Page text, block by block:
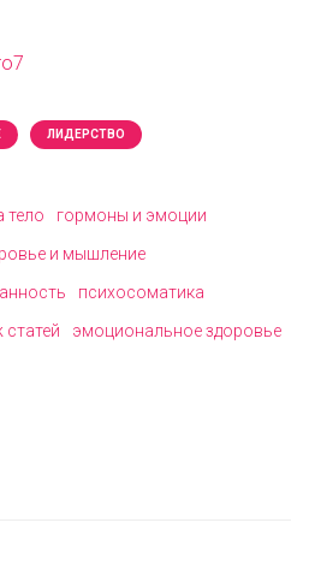
ЛИДЕРСТВО
тело
гормоны и эмоции
и мышление
психосоматика
эмоциональное здоровье